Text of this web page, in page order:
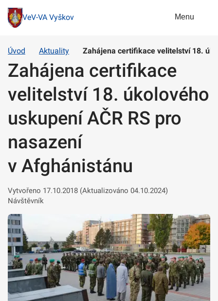
VeV-VA Vyškov Menu
Úvod Aktuality Zahájena certifikace velitelství 18.
Zahájena certifikace
velitelství 18. úkolového
uskupení AČR RS pro
nasazení
v Afghánistánu
Vytvořeno 17.10.2018 (Aktualizováno 04.10.2024)
Návštěvník